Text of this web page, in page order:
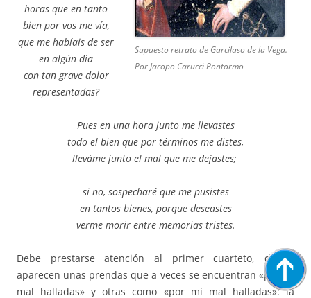
Supuesto retrato de Garcilaso de la Vega.
Por Jacopo Carucci Pontormo
horas que en tanto
bien por vos me vía,
que me habíais de ser
en algún día
con tan grave dolor
representadas?
Pues en una hora junto me llevastes
todo el bien que por términos me distes,
lleváme junto el mal que me dejastes;
si no, sospecharé que me pusistes
en tantos bienes, porque deseastes
verme morir entre memorias tristes.
Debe prestarse atención al primer cuarteto, donde
aparecen unas prendas que a veces se encuentran «por mí
mal halladas» y otras como «por mi mal halladas»: la